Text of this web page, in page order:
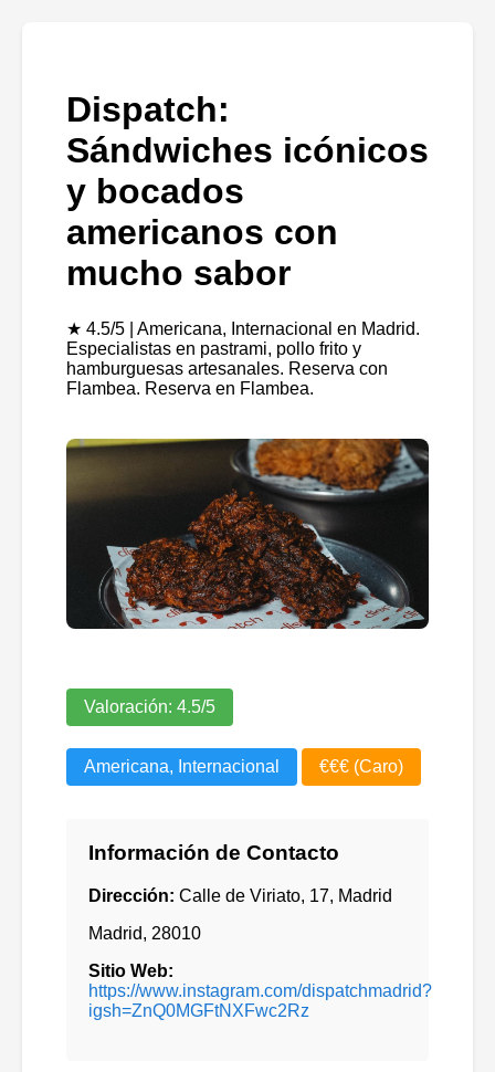
Dispatch:
Sándwiches icónicos
y bocados
americanos con
mucho sabor
★ 4.5/5 | Americana, Internacional en Madrid.
Especialistas en pastrami, pollo frito y
hamburguesas artesanales. Reserva con
Flambea. Reserva en Flambea.
Valoración: 4.5/5
Americana, Internacional €€€ (Caro)
Información de Contacto
Dirección: Calle de Viriato, 17, Madrid
Madrid, 28010
Sitio Web:
https://www.instagram.com/dispatchmadrid?
igsh=ZnQ0MGFtNXFwc2Rz